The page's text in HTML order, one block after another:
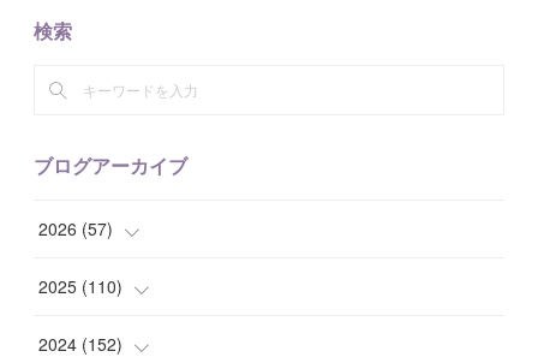
検索
ブログアーカイブ
2026 (57)
( 1)
(10)
2025 (110)
(10)
2024 (152)